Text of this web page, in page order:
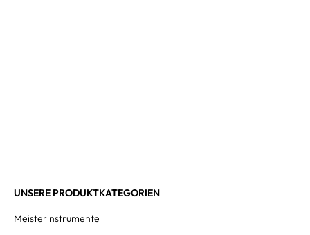
UNSERE PRODUKTKATEGORIEN
Meisterinstrumente